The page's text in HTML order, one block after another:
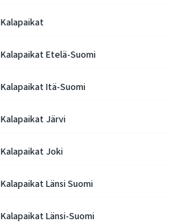
Kalapaikat
Kalapaikat Etelä-Suomi
Kalapaikat Itä-Suomi
Kalapaikat Järvi
Kalapaikat Joki
Kalapaikat Länsi Suomi
Kalapaikat Länsi-Suomi